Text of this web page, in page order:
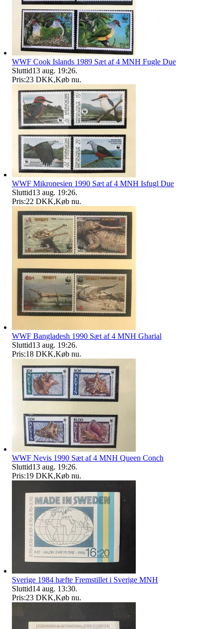
WWF Cook Islands 1989 Sæt af 4 MNH Fugle Due
Sluttid13 aug. 19:26.
Pris:23 DKK,Køb nu.
WWF Mikronesien 1990 Sæt af 4 MNH Isfugl Due
Sluttid13 aug. 19:26.
Pris:22 DKK,Køb nu.
WWF Bangladesh 1990 Sæt af 4 MNH Gharial
Sluttid13 aug. 19:26.
Pris:18 DKK,Køb nu.
WWF Nevis 1990 Sæt af 4 MNH Queen Conch
Sluttid13 aug. 19:26.
Pris:19 DKK,Køb nu.
Sverige 1984 hæfte Fremstillet i Sverige MNH
Sluttid14 aug. 13:30.
Pris:23 DKK,Køb nu.